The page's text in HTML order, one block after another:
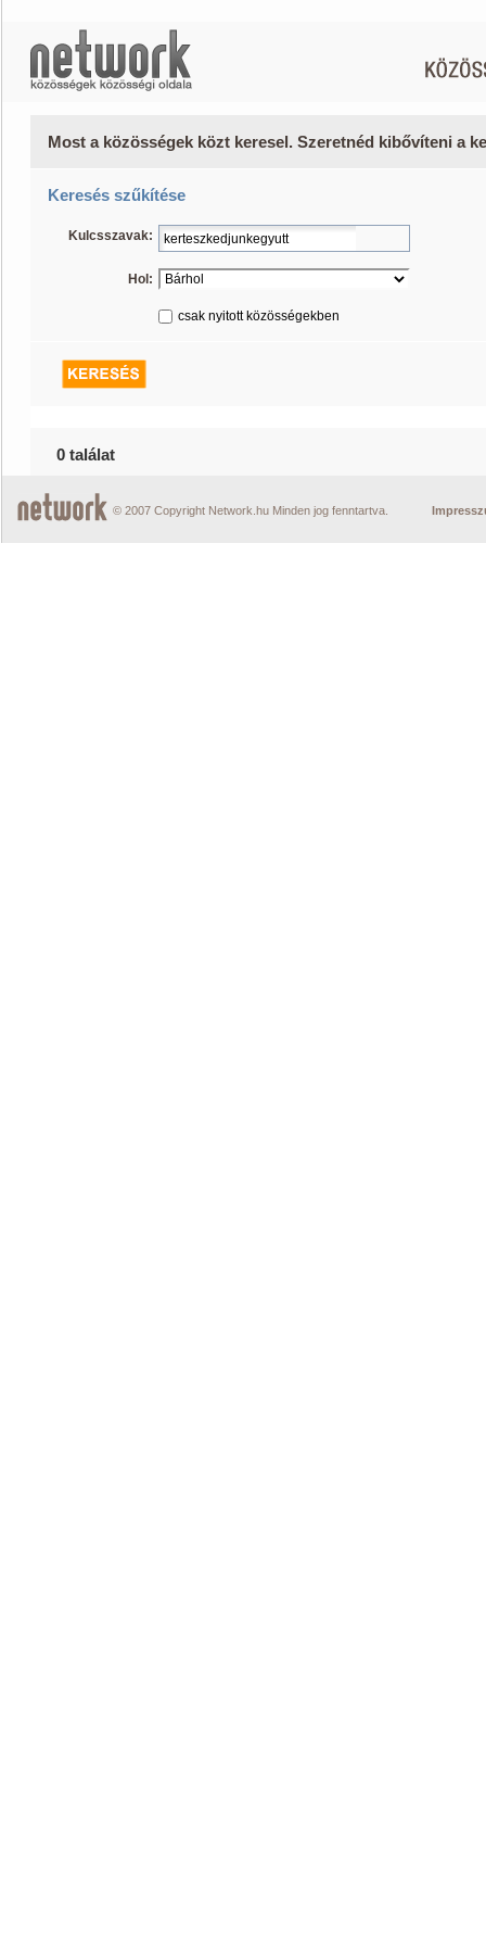
Most a közösségek közt keresel. Szeretnéd kibővíteni a
Keresés szűkítése
Kulcsszavak:
Hol:
csak nyitott közösségekben
0 találat
© 2007 Copyright Network.hu Minden jog fenntartva.